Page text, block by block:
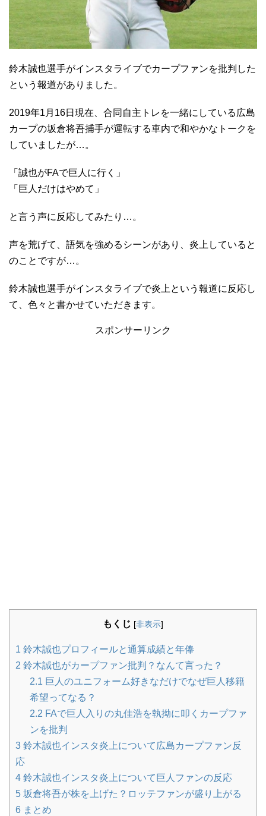
鈴木誠也選手がインスタライブでカープファンを批判した
という報道がありました。
2019年1月16日現在、合同自主トレを一緒にしている広島
カープの坂倉将吾捕手が運転する車内で和やかなトークを
していましたが…。
「誠也がFAで巨人に行く」
「巨人だけはやめて」
と言う声に反応してみたり…。
声を荒げて、語気を強めるシーンがあり、炎上していると
のことですが…。
鈴木誠也選手がインスタライブで炎上という報道に反応し
て、色々と書かせていただきます。
スポンサーリンク
もくじ [非表示]
1 鈴木誠也プロフィールと通算成績と年俸
2 鈴木誠也がカープファン批判？なんて言った？
2.1 巨人のユニフォーム好きなだけでなぜ巨人移籍
希望ってなる？
2.2 FAで巨人入りの丸佳浩を執拗に叩くカープファ
ンを批判
3 鈴木誠也インスタ炎上について広島カープファン反
応
4 鈴木誠也インスタ炎上について巨人ファンの反応
5 坂倉将吾が株を上げた？ロッテファンが盛り上がる
6 まとめ